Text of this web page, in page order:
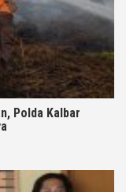
Polda Kalbar